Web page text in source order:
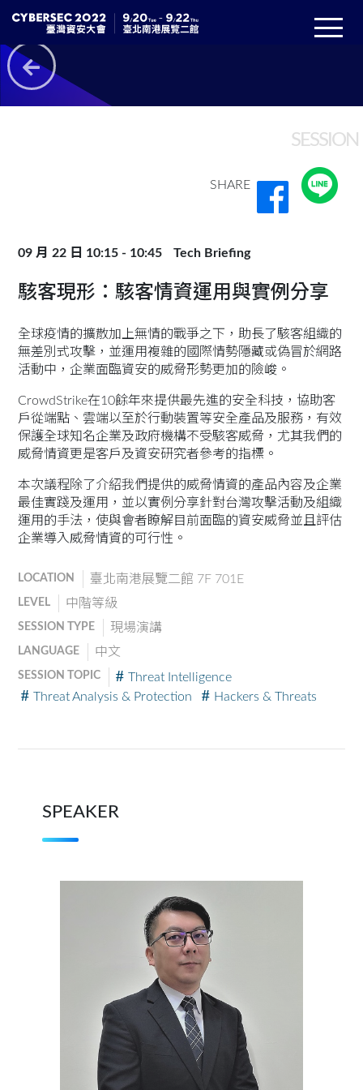
SESSION
SHARE
09 月 22 日 10:15 - 10:45 Tech Briefing
駭客現形：駭客情資運用與實例分享
全球疫情的擴散加上無情的戰爭之下，助長了駭客組織的
無差別式攻擊，並運用複雜的國際情勢隱藏或偽冒於網路
活動中，企業面臨資安的威脅形勢更加的險峻。
CrowdStrike在10餘年來提供最先進的安全科技，協助客
戶從端點、雲端以至於行動裝置等安全產品及服務，有效
保護全球知名企業及政府機構不受駭客威脅，尤其我們的
威脅情資更是客戶及資安研究者參考的指標。
本次議程除了介紹我們提供的威脅情資的產品內容及企業
最佳實踐及運用，並以實例分享針對台灣攻擊活動及組織
運用的手法，使與會者瞭解目前面臨的資安威脅並且評估
企業導入威脅情資的可行性。
LOCATION 臺北南港展覽二館 7F 701E
LEVEL 中階等級
SESSION TYPE 現場演講
LANGUAGE 中文
SESSION TOPIC
Threat Intelligence
Threat Analysis & Protection
Hackers & Threats
SPEAKER